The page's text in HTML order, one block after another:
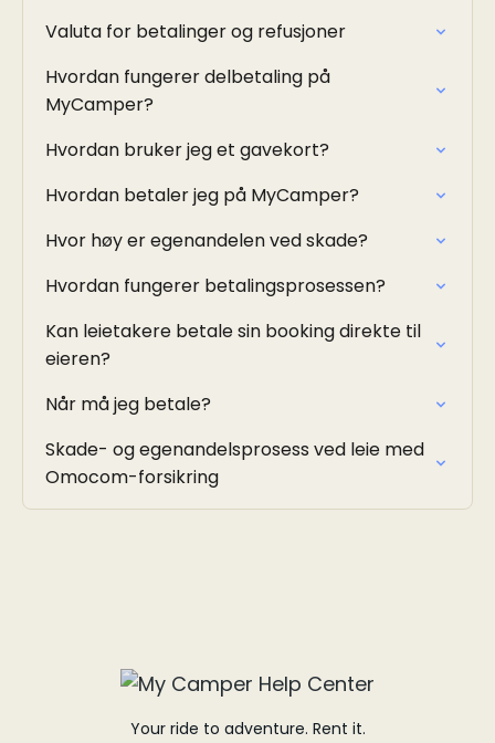
Valuta for betalinger og refusjoner
Hvordan fungerer delbetaling på
MyCamper?
Hvordan bruker jeg et gavekort?
Hvordan betaler jeg på MyCamper?
Hvor høy er egenandelen ved skade?
Hvordan fungerer betalingsprosessen?
Kan leietakere betale sin booking direkte til
eieren?
Når må jeg betale?
Skade- og egenandelsprosess ved leie med
Omocom-forsikring
Your ride to adventure. Rent it.